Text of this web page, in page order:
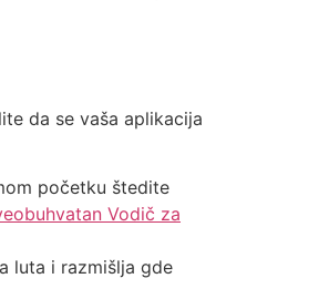
da se vaša aplikacija
početku štedite
Vodič za
luta i razmišlja gde